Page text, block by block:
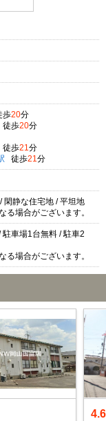
歩20分
徒歩20分
徒歩21 分
徒歩21 分
閑静な住宅地 / 平坦地
る場合がございます。
駐車場1台無料 / 駐車2
る場合がございます。
4.6